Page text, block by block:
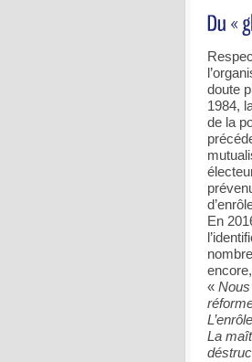
doute
1984,
de la
En
«
La